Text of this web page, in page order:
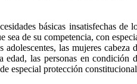
básicas insatisfechas de
sea de su competencia, con
las mujeres cabeza
edad, las personas en condición
especial protección